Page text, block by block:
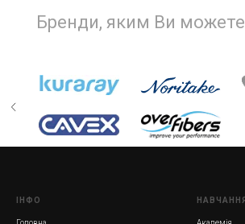
Бренди, яким Ви можете
ІНФО НАВЧАННЯ